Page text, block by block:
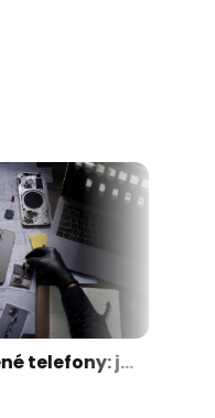
Hackeři a ztracené telefony: jak Apple přichází o svá největší tajemství